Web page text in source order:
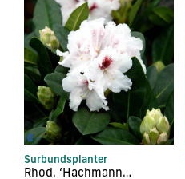
Surbundsplanter
Rhod. ‘Hachmanns Piccobello’